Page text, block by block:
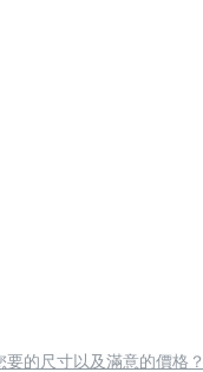
要的尺寸以及滿意的價格？